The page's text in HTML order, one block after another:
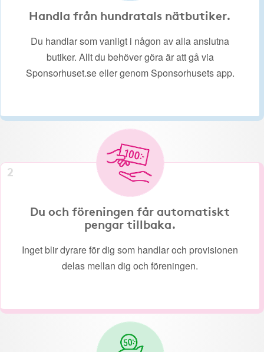
Handla från hundratals nätbutiker.
Du handlar som vanligt i någon av alla anslutna
butiker. Allt du behöver göra är att gå via
Sponsorhuset.se eller genom Sponsorhusets app.
2
Du och föreningen får automatiskt
pengar tillbaka.
Inget blir dyrare för dig som handlar och provisionen
delas mellan dig och föreningen.